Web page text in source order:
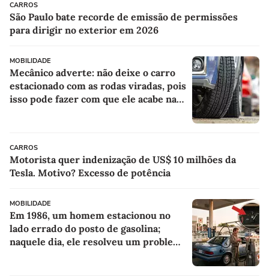
CARROS
São Paulo bate recorde de emissão de permissões
para dirigir no exterior em 2026
MOBILIDADE
Mecânico adverte: não deixe o carro
estacionado com as rodas viradas, pois
isso pode fazer com que ele acabe na
CARROS
Motorista quer indenização de US$ 10 milhões da
Tesla. Motivo? Excesso de potência
MOBILIDADE
Em 1986, um homem estacionou no
lado errado do posto de gasolina;
naquele dia, ele resolveu um problema